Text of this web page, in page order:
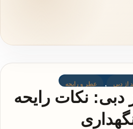
از دبی , عطر و رایحه
دبی: نکات رایحه